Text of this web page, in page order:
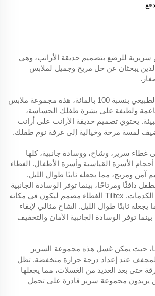
للرضع بتصميم حديقة الأرانب، وهي
يبحثان عن حل مريح وجميل لملابس
مصنوعة من القطن الطبيعي بنسبة 100 بالمائة، هذه مجموعة ملابس
ولطيفة على بشرة طفلك الحساسة،
يحتوي تصميم حديقة الأرانب على أرانب
لمسة مرحة وخيالية إلى غرفة نوم طفلك.
سرير، وشاح، ووسادة جانبية، كلها
الأسرة القياسية وأسرة الأطفال. الغطاء
آمن ومريح، مما يجعله ثابتًا طوال الليل.
دافئًا ومرتاحًا، بينما توفر الوسادة الجانبية
Tilltex الغطاء مصمم ليكون في مكانه
ثابتًا طوال الليل. الشاح مثالي لإبقاء
توفر الوسادة الجانبية الأمان والتخفيف
حيث يمكن غسل هذه مجموعة السرير
عند إعداد درجة حرارة منخفضة. تظل
حتى بعد العديد من الغسلات، مما يجعلها
يريدون مجموعة سرير قادرة على تحمل